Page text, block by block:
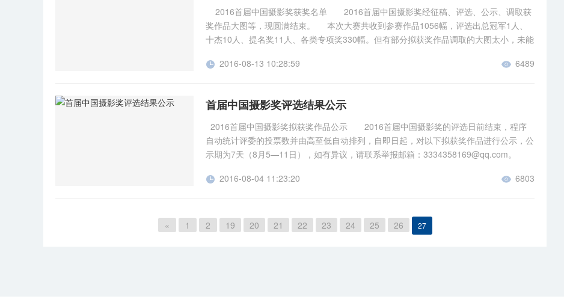
蔡付亮 31 长五发射 朱跃生 30 风雨真情 王广滨 30 路人
影 蔡付亮 30 铜奖： 城中村的早晨 杨汉春 29 凤城雷雨夜 徐
守毕 29 钢铁是这样炼成的 谢晓文 29 马上拾银 赵登文 29 打铁
花 胡景文 28 扣杀 黄建明 28 雪地飞奔 黄建明 28 依
依不舍 赵春红 28 佳作奖： 弹凑生活的旋律 谢晓文 27 飞跃
赞 孙永杰 27 母爱 李承洪 26 飞龙在天 陈仁蓟 26 飞
跃 胡景文 26 给我 徐纯 26 梦幻城堡 赵卫民 26 与
浪争峰 陈仁蓟 26 热 张建龙 25 安全通道吗？ 王月铭 25
黑影 冯徐成 25 坚持不懈 宋长军 25 老有所乐 郭江涛
25 暑假里的村娃 孙志德 25 我幸福，我骄傲 孙东 25 冰上舞者 顾
王植 24 淋并快乐着 黄建明 24 让我过去 徐纯 24 胜利在
的牲畜集市 薛兴大 33 银奖： 苦乐年华 赵登文 32 爱的季节 李
贤松 31 金婚 李贤松 31 母亲 陈平 31 大凉山的早晨
锦 李春科 34 人仰马翻 赵登文 34 银奖： 危机时刻 李春
科 33 爱情的代价 李春科 31 毽魂 陈仁蓟 31 篮球光影
蔡付亮 31 争雄 吉嘎 31 长五发射 朱跃生 30 风雨真
春 29 凤城雷雨夜 徐守毕 29 钢刀加工 薛明瑞 29 钢铁是这样炼成
依依不舍 赵春红 28 佳作奖： 弹凑生活的旋律 谢晓文 27 飞
27 生命礼赞 孙永杰 27 我们也阅兵 陈风檩 27 母爱 李承
洪 26 飞龙在天 陈仁蓟 26 飞跃 胡景文 26 给我 徐
纯 26 花香依旧 陈风檩 26 梦幻城堡 赵卫民 26 为了那神圣的一
刻 陈风檩 26 与浪争峰 陈仁蓟 26 热 张建龙 25 安全通道
吗？ 王月铭 25 除夕夜 陈风檩 25 黑影 冯徐成 25 坚持
25 我幸福，我骄傲 孙东 25 冰上舞者 顾昔 24 哺 武
军 24 不看手机的人 冯徐成 24 彩虹之约 王植 24 淋并快乐
2016首届中国摄影奖获奖名单 2016首届中国摄影奖经征稿、评选、公示、调取获
奖作品大图等，现圆满结束。 本次大赛共收到参赛作品1056幅，评选出总冠军1人、
十杰10人、提名奖11人、各类专项奖330幅。但有部分拟获奖作品调取的大图太小，未能
这些作品的获奖资格予以撤销，被撤销的作品获奖缺额不再增补。 请获奖会员从主站
（福建） 总分：501 十杰： 邓维鉴（江苏） 总分：464 龙 雁（湖南） 总分：456
戴善祥（浙江） 总分：416 刘鸿朝（北京） 总分：403 李永生（湖南） 总分：395 杨
冬桥（湖南） 总分：388 安 静（湖南） 总分：377 叶建强（上海） 总分：344 米跃
进（湖南） 总分：342 丁清海（湖南） 总分：303 提名奖： 宋长军（新疆） 总分：
244 蒋炳林（广西） 总分：237 孟昭臣（辽宁） 总分：229 李顺华（江苏） 总分：
先尽爹娘用》林秋钦 35分 《戏龙》龙雁 35分 《水上漂》戴善祥 33分 铜奖 《反》
罗春华 32分 《冲出欲火》米跃进 30分 《撒网》戴善祥 30分 《一席之地》李斌
 2016-08-13 10:28:59  6489
首届中国摄影奖评选结果公示
2016首届中国摄影奖拟获奖作品公示 2016首届中国摄影奖的评选日前结束，程序
自动统计评委的投票数并由高至低自动排列，自即日起，对以下拟获奖作品进行公示，公
示期为7天（8月5—11日），如有异议，请联系举报邮箱：3334358169@qq.com。
位获奖作者将拟获奖作品不低于3M的JPG格式大图于2016年8月11日前发至邮箱：
件名包括：作品标题+作者+所获奖项+作品文字说明等） 附1.评委名单： 陈庭茂 中国国
际摄影家协会顾问、中国新闻奖新闻摄影金奖获得者、主任记者、擅长新闻纪实摄影 陈
 2016-08-04 11:23:20  6803
« 1 2 19 20 21 22 23 24 25 26 27